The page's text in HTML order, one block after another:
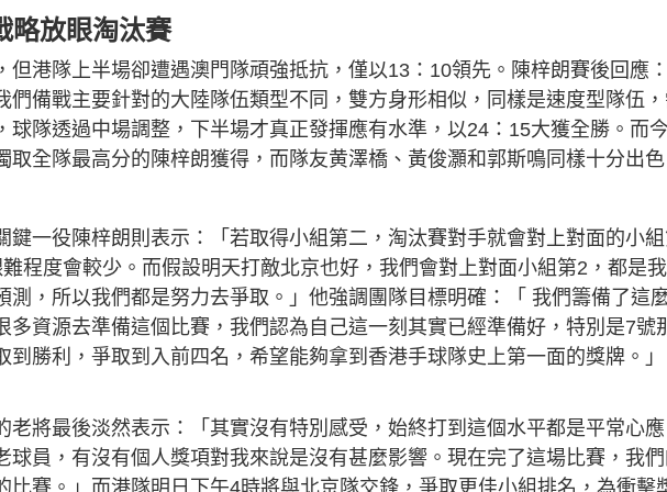
略放眼淘汰賽
但港隊上半場卻遭遇澳門隊頑強抵抗，僅以13：10領先。陳梓朗賽後回應：
們備戰主要針對的大陸隊伍類型不同，雙方身形相似，同樣是速度型隊伍
球隊透過中場調整，下半場才真正發揮應有水準，以24：15大獲全勝。而
取全隊最高分的陳梓朗獲得，而隊友黄澤橋、黃俊灝和郭斯鳴同樣十分出色
鍵一役陳梓朗則表示：「若取得小組第二，淘汰賽對手就會對上對面的小
程度會較少。而假設明天打敵北京也好，我們會對上對面小組第2，都是
測，所以我們都是努力去爭取。」他強調團隊目標明確：「 我們籌備了這
多資源去準備這個比賽，我們認為自己這一刻其實已經準備好，特別是7號
到勝利，爭取到入前四名，希望能夠拿到香港手球隊史上第一面的獎牌。」
老將最後淡然表示：「其實沒有特別感受，始終打到這個水平都是平常心應
球員，有沒有個人獎項對我來說是沒有甚麼影響。現在完了這場比賽，我
比賽。」而港隊明日下午4時將與北京隊交鋒，爭取更佳小組排名，為衝擊